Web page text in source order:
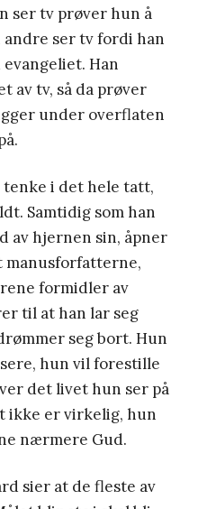
ser tv prøver hun å
ser tv fordi han
Han
av tv, så da prøver
under overflaten
i det hele tatt,
Samtidig som han
av hjernen sin, åpner
manusforfatterne,
formidler av
til at han lar seg
seg bort. Hun
hun vil forestille
det livet hun ser på
ikke er virkelig, hun
nærmere Gud.
sier at de fleste av